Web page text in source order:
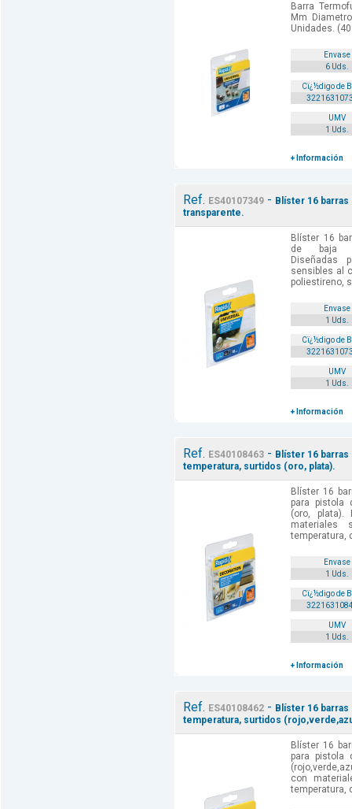
Barra
Mm
Unidades.
Envase
6 Uds.
Cï¿½digo de
UMV
1 Uds.
+ Información
Ref. ES40107349 - Blíster 16 barras
transparente.
Blíster 16
de baja
Diseñadas
sensibles al
poliestireno,
Envase
1 Uds.
Cï¿½digo de
UMV
1 Uds.
+ Información
Ref. ES40108463 - Blíster 16 barras
temperatura, surtidos (oro, plata).
Blíster 16
para pistola
(oro, plata).
temperatura,
Envase
1 Uds.
Cï¿½digo de
UMV
1 Uds.
+ Información
Ref. ES40108462 - Blíster 16 barras
temperatura, surtidos
Blíster 16
para pistola
con
temperatura,